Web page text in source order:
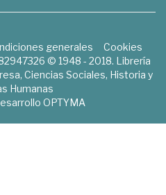
generales
Cookies
© 1948 - 2018. Librería
Ciencias Sociales, Historia y
Humanas
OPTYMA